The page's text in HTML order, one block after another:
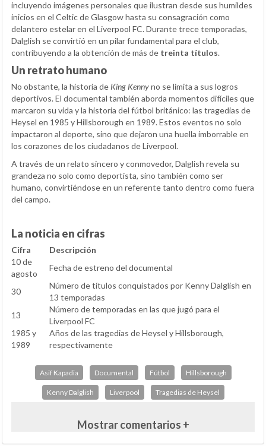
incluyendo imágenes personales que ilustran desde sus humildes
inicios en el Celtic de Glasgow hasta su consagración como
delantero estelar en el Liverpool FC. Durante trece temporadas,
Dalglish se convirtió en un pilar fundamental para el club,
contribuyendo a la obtención de más de treinta títulos.
Un retrato humano
No obstante, la historia de King Kennyno se limita a sus logros
deportivos. El documental también aborda momentos difíciles que
marcaron su vida y la historia del fútbol británico: las tragedias de
Heysel en 1985 y Hillsborough en 1989. Estos eventos no solo
impactaron al deporte, sino que dejaron una huella imborrable en
los corazones de los ciudadanos de Liverpool.
A través de un relato sincero y conmovedor, Dalglish revela su
grandeza no solo como deportista, sino también como ser
humano, convirtiéndose en un referente tanto dentro como fuera
del campo.
La noticia en cifras
Cifra
Descripción
10 de
agosto
Fecha de estreno del documental
30
Número de títulos conquistados por Kenny Dalglish en
13 temporadas
13
Número de temporadas en las que jugó para el
Liverpool FC
1985 y
1989
Años de las tragedias de Heysel y Hillsborough,
respectivamente
Asif Kapadia Documental Fútbol Hillsborough
Kenny Dalglish Liverpool Tragedias de Heysel
Mostrar comentarios +